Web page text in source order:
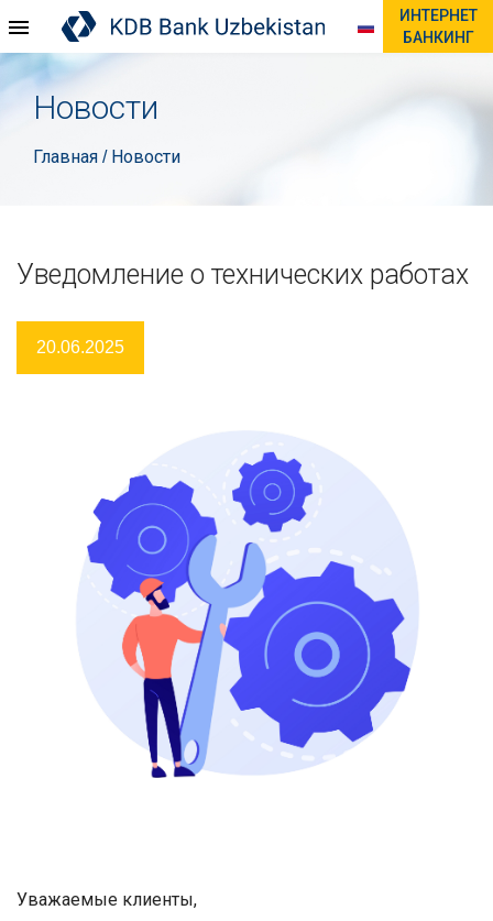
ИНТЕРНЕТ
БАНКИНГ
Новости
Главная / Новости
Уведомление о технических работах
20.06.2025
Уважаемые клиенты,